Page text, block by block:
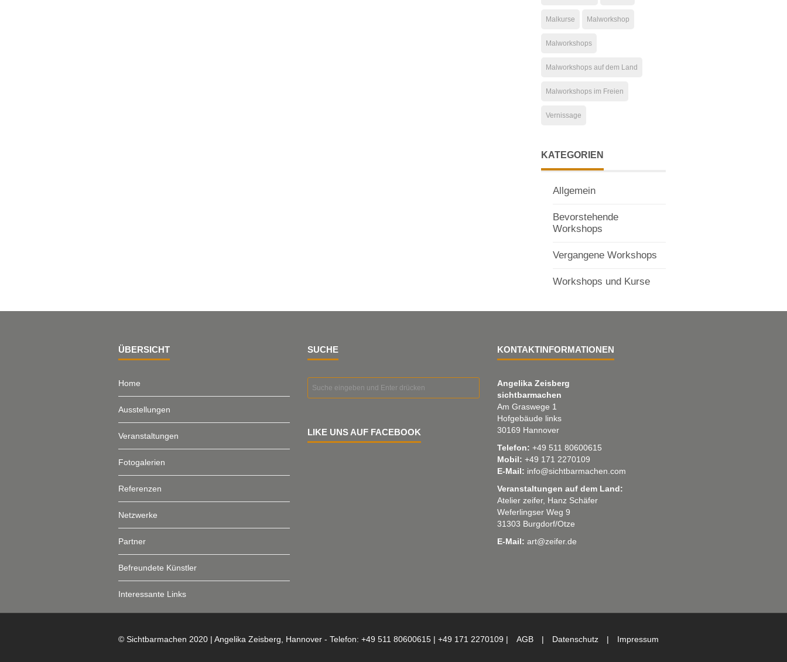
Malkurse Malworkshop
Malworkshops
Malworkshops auf dem Land
Malworkshops im Freien
Vernissage
KATEGORIEN
Allgemein
Bevorstehende
Workshops
Vergangene Workshops
Workshops und Kurse
ÜBERSICHT
Home
Ausstellungen
Veranstaltungen
Fotogalerien
Referenzen
Netzwerke
Partner
Befreundete Künstler
Interessante Links
SUCHE
LIKE UNS AUF FACEBOOK
KONTAKTINFORMATIONEN
Angelika Zeisberg
sichtbarmachen
Am Graswege 1
Hofgebäude links
30169 Hannover
Telefon: +49 511 80600615
Mobil: +49 171 2270109
E-Mail: info@sichtbarmachen.com
Veranstaltungen auf dem Land:
Atelier zeifer, Hanz Schäfer
Weferlingser Weg 9
31303 Burgdorf/Otze
E-Mail: art@zeifer.de
© Sichtbarmachen 2020 | Angelika Zeisberg, Hannover - Telefon: +49 511 80600615 | +49 171 2270109 | AGB | Datenschutz | Impressum